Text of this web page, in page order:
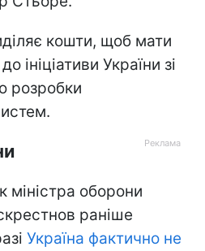
кошти, щоб мати
ініціативи України зі
розробки
міністра оборони
раніше
Україна фактично не